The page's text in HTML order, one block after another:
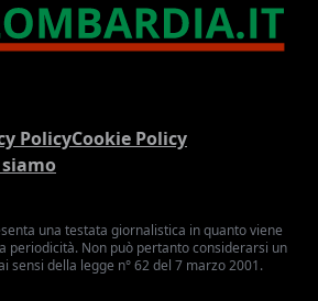
PolicyCookie Policy
siamo
una testata giornalistica in quanto viene
periodicità. Non può pertanto considerarsi un
sensi della legge n° 62 del 7 marzo 2001.